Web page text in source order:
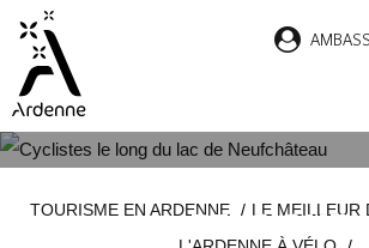
contenu
principal
BELGIQUE
d'ArianeTOURISME EN ARDENNE
LE MEILLEUR